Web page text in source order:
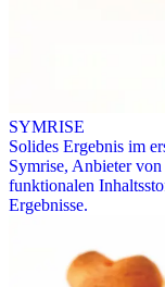
SYMRISE
Solides Ergebnis im
Symrise, Anbieter
funktionalen
Ergebnisse.